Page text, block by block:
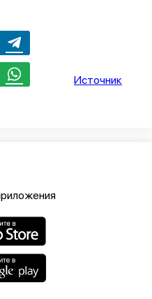
Источник